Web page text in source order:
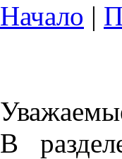
Начало |
В